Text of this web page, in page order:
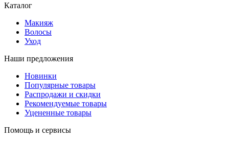
Каталог
Макияж
Волосы
Уход
Наши предложения
Новинки
Популярные товары
Распродажи и скидки
Рекомендуемые товары
Уцененные товары
Помощь и сервисы